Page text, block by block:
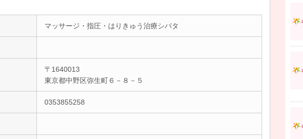
マッサージ・指圧・はりきゅう治療シバタ
〒1640013
東京都中野区弥生町６－８－５
0353855258